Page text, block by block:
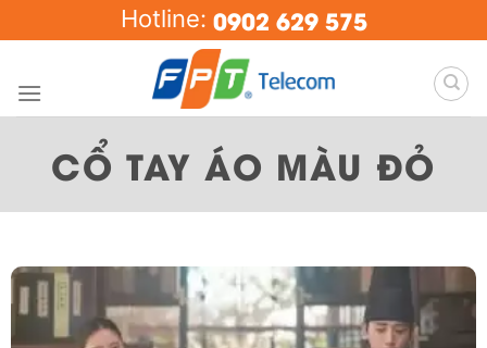
to
Hotline: 0902 629 575
CỔ TAY ÁO MÀU ĐỎ